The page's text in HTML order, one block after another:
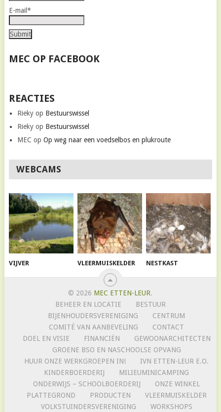
E-mail*
MEC OP FACEBOOK
REACTIES
Riekyop Bestuurswissel
Riekyop Bestuurswissel
MEC op Op weg naar een voedselbos en plukroute
WEBCAMS
VIJVER VLEERMUISKELDER NESTKAST
© 2026 MEC ETTEN-LEUR.
BEHEER EN LOCATIE
BESTUUR
BIJENHOUDERSVERENIGING
CENTRUM
COMITÉ VAN AANBEVELING
CONTACT
DOEL EN VISIE
FINANCIËN
GEWOONARCHITECTEN
GROENE BSO EN NASCHOOLSE OPVANG
HUUR ONZE WERKGROEPEN IN!
IVN ETTEN-LEUR E.O.
KINDERBOERDERIJ
MILIEUMINICAMPING
ONDERWIJS – SCHOOLBOERDERIJ
ONZE WINKEL
PLATTEGROND
PRODUCTEN
VLEERMUISKELDER
VOLKSTUINDERSVERENIGING
WORKSHOPS